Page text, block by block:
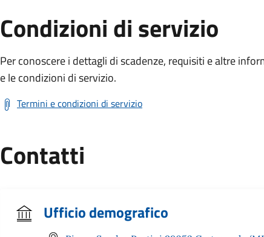
Condizioni di servizio
Per conoscere i dettagli di scadenze, requisiti e altre
e le condizioni di servizio.
Termini e condizioni di servizio
Contatti
Ufficio demografico